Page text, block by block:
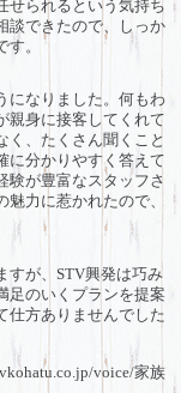
せられるという気持ち
談できたので、しっか
。
になりました。何もわ
親身に接客してくれて
く、たくさん聞くこと
に分かりやすく答えて
験が豊富なスタッフさ
力に惹かれたので、
すが、STV興発は巧み
足のいくプランを提案
仕方ありませんでした
voice/家族